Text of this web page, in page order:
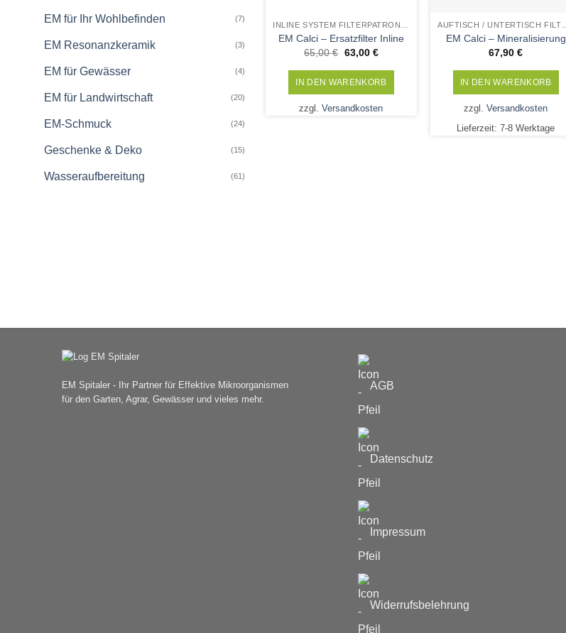
EM für Ihr Wohlbefinden (7)
EM Resonanzkeramik (3)
EM für Gewässer (4)
EM für Landwirtschaft (20)
EM-Schmuck (24)
Geschenke & Deko (15)
Wasseraufbereitung (61)
EM Calci – Ersatzfilter Inline
65,00€ Ursprünglicher
war:
65,00 €
63,00 €Aktueller
ist:
63,00 €.
IN DEN WARENKORB
zzgl.Versandkosten
EM Calci – Mineralisierung
67,90€
IN DEN WARENKORB
zzgl.Versandkosten
Lieferzeit:7-8 Werktage
EM Spitaler - Ihr Partner für Effektive Mikroorganismen
für den Garten, Agrar, Gewässer und vieles mehr.
AGB
Datenschutz
Impressum
Widerrufsbelehrung